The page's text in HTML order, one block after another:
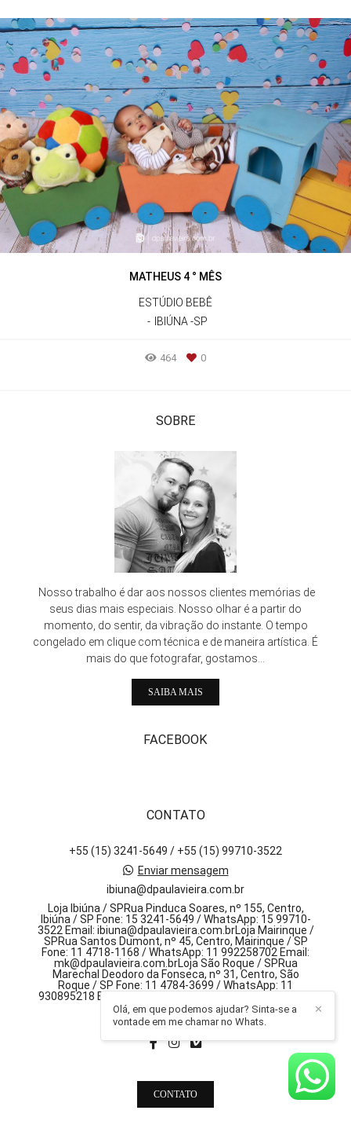
MATHEUS 4 ° MÊS
ESTÚDIO BEBÊ
IBIÚNA -SP
464 0
SOBRE
Nosso trabalho é dar aos nossos clientes memórias de
seus dias mais especiais. Nosso olhar é a partir do
momento, do sentir, da vibração do instante. O tempo
congelado em clique com técnica e de maneira artística. É
mais do que fotografar, gostamos...
SAIBA MAIS
FACEBOOK
CONTATO
+55 (15) 3241-5649 / +55 (15) 99710-3522
Enviar mensagem
ibiuna@dpaulavieira.com.br
Loja Ibiúna / SPRua Pinduca Soares, nº 155, Centro,
Ibiúna / SP Fone: 15 3241-5649 / WhatsApp: 15 99710-
3522 Email: ibiuna@dpaulavieira.com.brLoja Mairinque /
SPRua Santos Dumont, nº 45, Centro, Mairinque / SP
Fone: 11 4718-1168 / WhatsApp: 11 992258702 Email:
mk@dpaulavieira.com.brLoja São Roque / SPRua
Marechal Deodoro da Fonseca, nº 31, Centro, São
Roque / SP Fone: 11 4784-3699 / WhatsApp: 11
930895218 Email: sr@dpaulavieira.com.br, 155 - centro
Ibiúna / SP
CONTATO
✕
Olá, em que podemos ajudar? Sinta-se a
vontade em me chamar no Whats.